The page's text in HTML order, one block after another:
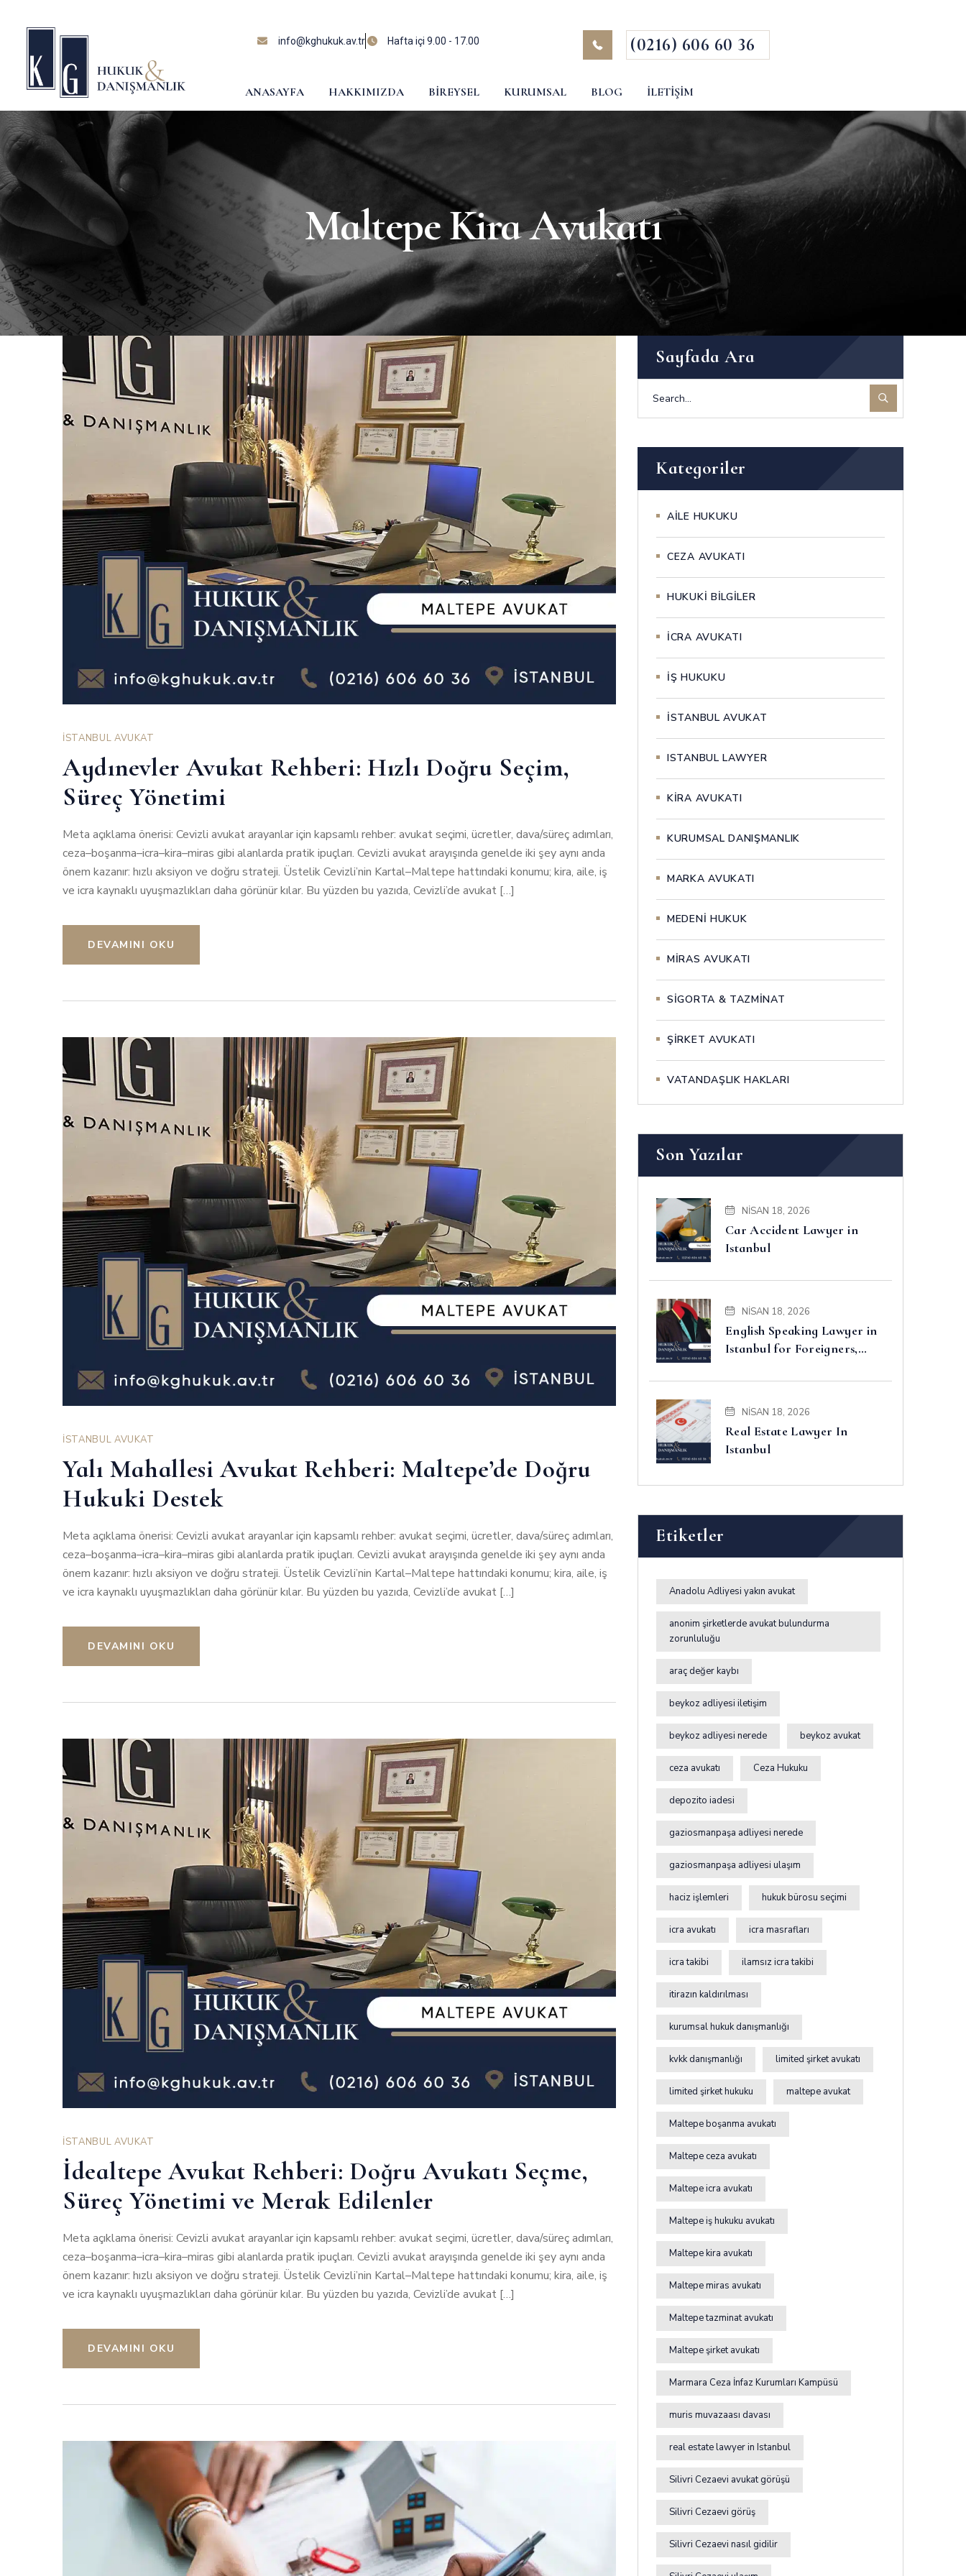
info@kghukuk.av.tr Hafta içi 9.00 - 17.00 (0216) 606 60 36
ANASAYFA HAKKIMIZDA BIREYSEL KURUMSAL BLOG İLETIŞIM
Maltepe Kira Avukatı
İSTANBUL AVUKAT
Aydınevler Avukat Rehberi: Hızlı Doğru Seçim,
Süreç Yönetimi
Meta açıklama önerisi: Cevizli avukat arayanlar için kapsamlı rehber: avukat seçimi, ücretler, dava/süreç adımları,
ceza–boşanma–icra–kira–miras gibi alanlarda pratik ipuçları. Cevizli avukat arayışında genelde iki şey aynı anda
önem kazanır: hızlı aksiyon ve doğru strateji. Üstelik Cevizli’nin Kartal–Maltepe hattındaki konumu; kira, aile, iş
ve icra kaynaklı uyuşmazlıkları daha görünür kılar. Bu yüzden bu yazıda, Cevizli’de avukat […]
DEVAMINI OKU
İSTANBUL AVUKAT
Yalı Mahallesi Avukat Rehberi: Maltepe’de Doğru
Hukuki Destek
Meta açıklama önerisi: Cevizli avukat arayanlar için kapsamlı rehber: avukat seçimi, ücretler, dava/süreç adımları,
ceza–boşanma–icra–kira–miras gibi alanlarda pratik ipuçları. Cevizli avukat arayışında genelde iki şey aynı anda
önem kazanır: hızlı aksiyon ve doğru strateji. Üstelik Cevizli’nin Kartal–Maltepe hattındaki konumu; kira, aile, iş
ve icra kaynaklı uyuşmazlıkları daha görünür kılar. Bu yüzden bu yazıda, Cevizli’de avukat […]
DEVAMINI OKU
İSTANBUL AVUKAT
İdealtepe Avukat Rehberi: Doğru Avukatı Seçme,
Süreç Yönetimi ve Merak Edilenler
Meta açıklama önerisi: Cevizli avukat arayanlar için kapsamlı rehber: avukat seçimi, ücretler, dava/süreç adımları,
ceza–boşanma–icra–kira–miras gibi alanlarda pratik ipuçları. Cevizli avukat arayışında genelde iki şey aynı anda
önem kazanır: hızlı aksiyon ve doğru strateji. Üstelik Cevizli’nin Kartal–Maltepe hattındaki konumu; kira, aile, iş
ve icra kaynaklı uyuşmazlıkları daha görünür kılar. Bu yüzden bu yazıda, Cevizli’de avukat […]
DEVAMINI OKU
Sayfada Ara
Kategoriler
AİLE HUKUKU
CEZA AVUKATI
HUKUKİ BİLGİLER
İCRA AVUKATI
İŞ HUKUKU
İSTANBUL AVUKAT
ISTANBUL LAWYER
KİRA AVUKATI
KURUMSAL DANIŞMANLIK
MARKA AVUKATI
MEDENİ HUKUK
MİRAS AVUKATI
SİGORTA & TAZMİNAT
ŞİRKET AVUKATI
VATANDAŞLIK HAKLARI
Son Yazılar
NISAN 18, 2026
Car Accident Lawyer in
Istanbul
NISAN 18, 2026
English Speaking Lawyer in
Istanbul for Foreigners,
Disputes
NISAN 18, 2026
Real Estate Lawyer In
Istanbul
Etiketler
Anadolu Adliyesi yakın avukat
anonim şirketlerde avukat bulundurma
zorunluluğu
araç değer kaybı
beykoz adliyesi iletişim
beykoz adliyesi nerede beykoz avukat
ceza avukatı Ceza Hukuku
depozito iadesi
gaziosmanpaşa adliyesi nerede
gaziosmanpaşa adliyesi ulaşım
haciz işlemleri hukuk bürosu seçimi
icra avukatı icra masrafları
icra takibi ilamsız icra takibi
itirazın kaldırılması
kurumsal hukuk danışmanlığı
kvkk danışmanlığı limited şirket avukatı
limited şirket hukuku maltepe avukat
Maltepe boşanma avukatı
Maltepe ceza avukatı
Maltepe icra avukatı
Maltepe iş hukuku avukatı
Maltepe kira avukatı
Maltepe miras avukatı
Maltepe tazminat avukatı
Maltepe şirket avukatı
Marmara Ceza İnfaz Kurumları Kampüsü
muris muvazaası davası
real estate lawyer in Istanbul
Silivri Cezaevi avukat görüşü
Silivri Cezaevi görüş
Silivri Cezaevi nasıl gidilir